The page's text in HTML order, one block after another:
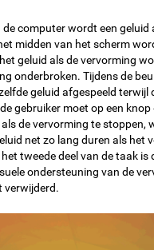
computer wordt een geluid
midden van het scherm
geluid als de vervorming
onderbroken. Tijdens de
geluid afgespeeld terwijl
gebruiker moet op een knop
de vervorming te stoppen,
net zo lang duren als het
tweede deel van de taak is
ondersteuning van de
verwijderd.